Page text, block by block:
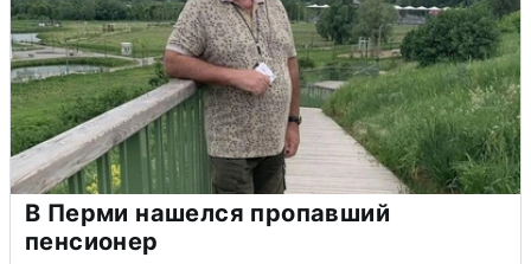
В Перми нашелся пропавший
пенсионер